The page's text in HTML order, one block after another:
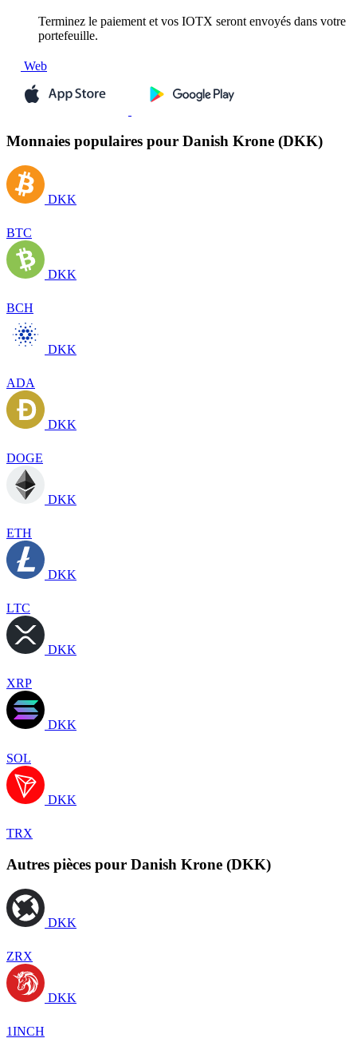
Terminez le paiement et vos IOTX seront envoyés dans votre
portefeuille.
Web
Monnaies populaires pour Danish Krone (DKK)
DKK
BTC
DKK
BCH
DKK
ADA
DKK
DOGE
DKK
ETH
DKK
LTC
DKK
XRP
DKK
SOL
DKK
TRX
Autres pièces pour Danish Krone (DKK)
DKK
ZRX
DKK
1INCH